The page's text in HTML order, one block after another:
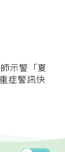
示警「夏
症警訊快